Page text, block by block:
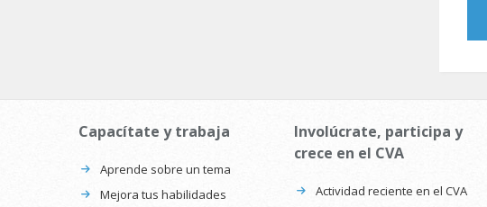
Capacítate y trabaja
Aprende sobre un tema
Mejora tus habilidades
Involúcrate, participa y
crece en el CVA
Actividad reciente en el CVA